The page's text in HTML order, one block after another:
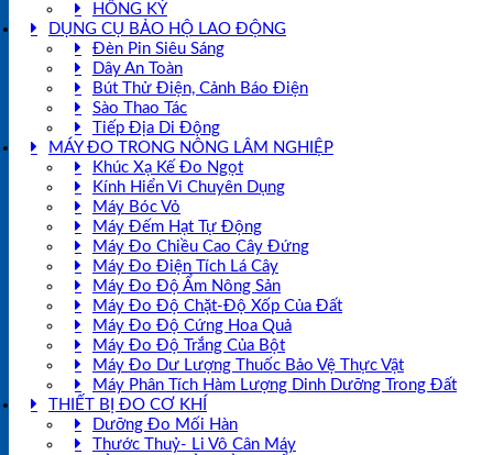
HỒNG KÝ
DỤNG CỤ BẢO HỘ LAO ĐỘNG
Đèn Pin Siêu Sáng
Dây An Toàn
Bút Thử Điện, Cảnh Báo Điện
Sào Thao Tác
Tiếp Địa Di Động
MÁY ĐO TRONG NÔNG LÂM NGHIỆP
Khúc Xạ Kế Đo Ngọt
Kính Hiển Vi Chuyên Dụng
Máy Bóc Vỏ
Máy Đếm Hạt Tự Động
Máy Đo Chiều Cao Cây Đứng
Máy Đo Điện Tích Lá Cây
Máy Đo Độ Ẩm Nông Sản
Máy Đo Độ Chặt-Độ Xốp Của Đất
Máy Đo Độ Cứng Hoa Quả
Máy Đo Độ Trắng Của Bột
Máy Đo Dư Lượng Thuốc Bảo Vệ Thực Vật
Máy Phân Tích Hàm Lượng Dinh Dưỡng Trong Đất
THIẾT BỊ ĐO CƠ KHÍ
Dưỡng Đo Mối Hàn
Thước Thuỷ- Li Vô Cân Máy